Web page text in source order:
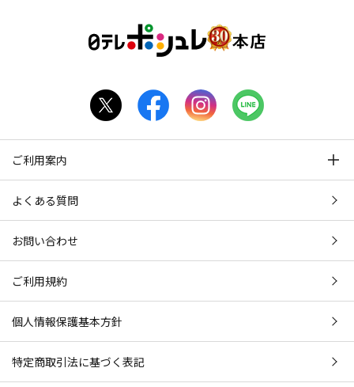
ご利用案内
よくある質問
お問い合わせ
ご利用規約
個人情報保護基本方針
特定商取引法に基づく表記